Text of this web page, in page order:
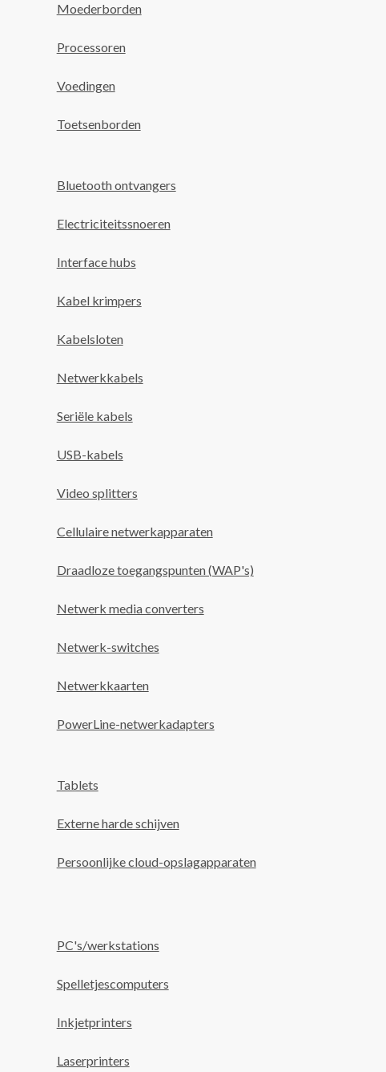
Moederborden
Processoren
Voedingen
Toetsenborden
Bluetooth ontvangers
Electriciteitssnoeren
Interface hubs
Kabel krimpers
Kabelsloten
Netwerkkabels
Seriële kabels
USB-kabels
Video splitters
Cellulaire netwerkapparaten
Draadloze toegangspunten (WAP's)
Netwerk media converters
Netwerk-switches
Netwerkkaarten
PowerLine-netwerkadapters
Tablets
Externe harde schijven
Persoonlijke cloud-opslagapparaten
PC's/werkstations
Spelletjescomputers
Inkjetprinters
Laserprinters